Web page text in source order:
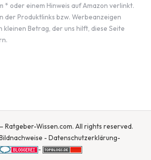
* oder einem Hinweis auf Amazon verlinkt.
der Produktlinks bzw. Werbeanzeigen
Betrag, der uns hilft, diese Seite
Wissen.com. All rights reserved.
- Datenschutzerklärung-
-